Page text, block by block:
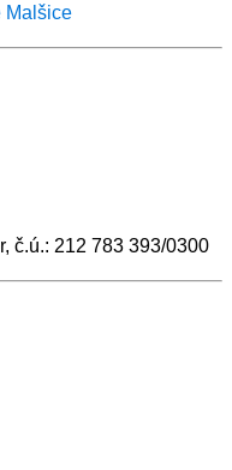
č.ú.: 212 783 393/0300